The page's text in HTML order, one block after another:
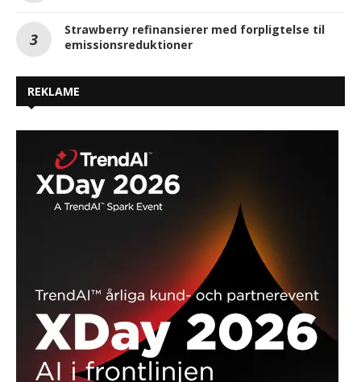
Strawberry refinansierer med forpligtelse til
emissionsreduktioner
REKLAME